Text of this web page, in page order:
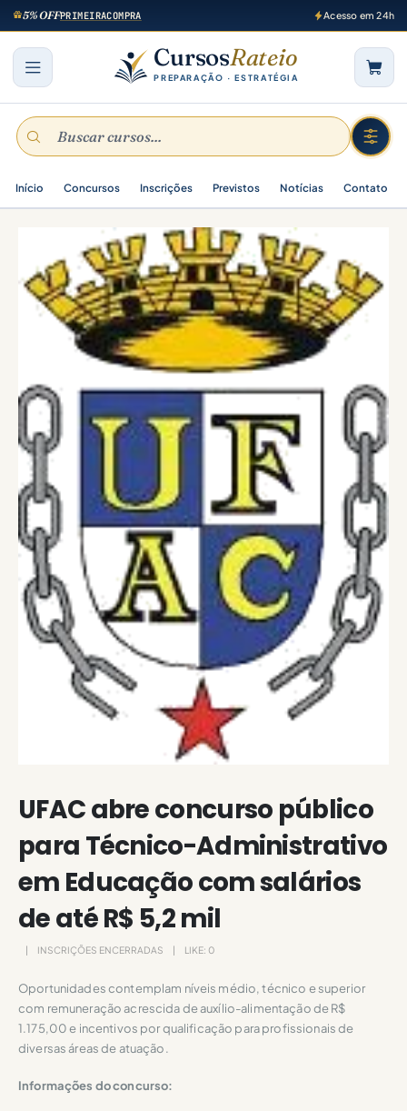
5% OFFPRIMEIRACOMPRA Acesso em 24h
CursosRateio
PREPARAÇÃO · ESTRATÉGIA
Início Concursos Inscrições Previstos Notícias Contato
UFAC abre concurso público
para Técnico-Administrativo
em Educação com salários
de até R$ 5,2 mil
INSCRIÇÕES ENCERRADAS LIKE: 0
Oportunidades contemplam níveis médio, técnico e superior
com remuneração acrescida de auxílio-alimentação de R$
1.175,00 e incentivos por qualificação para profissionais de
diversas áreas de atuação.
Informações do concurso: